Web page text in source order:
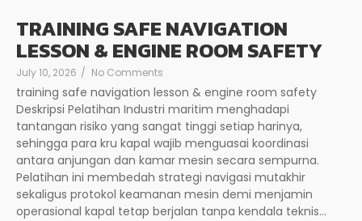
TRAINING SAFE NAVIGATION
LESSON & ENGINE ROOM SAFETY
July 10, 2026 / No Comments
training safe navigation lesson & engine room safety
Deskripsi Pelatihan Industri maritim menghadapi
tantangan risiko yang sangat tinggi setiap harinya,
sehingga para kru kapal wajib menguasai koordinasi
antara anjungan dan kamar mesin secara sempurna.
Pelatihan ini membedah strategi navigasi mutakhir
sekaligus protokol keamanan mesin demi menjamin
operasional kapal tetap berjalan tanpa kendala teknis...